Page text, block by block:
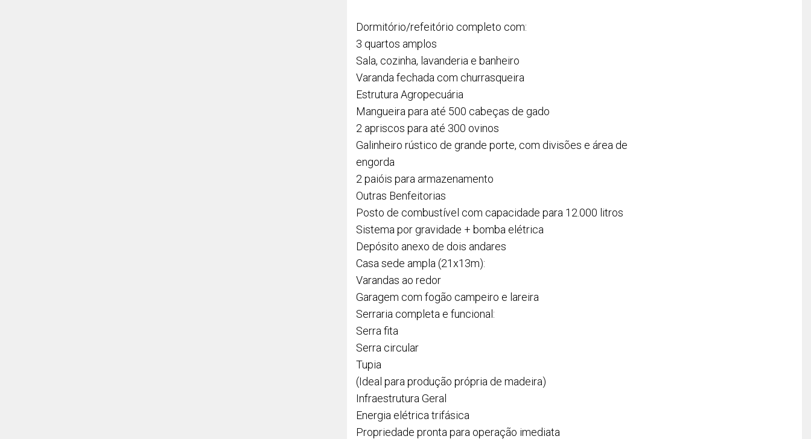
Dormitório/refeitório completo com:
3 quartos amplos
Sala, cozinha, lavanderia e banheiro
Varanda fechada com churrasqueira
Estrutura Agropecuária
Mangueira para até 500 cabeças de gado
2 apriscos para até 300 ovinos
Galinheiro rústico de grande porte, com divisões e área de
engorda
2 paióis para armazenamento
Outras Benfeitorias
Posto de combustível com capacidade para 12.000 litros
Sistema por gravidade + bomba elétrica
Depósito anexo de dois andares
Casa sede ampla (21x13m):
Varandas ao redor
Garagem com fogão campeiro e lareira
Serraria completa e funcional:
Serra fita
Serra circular
Tupia
(Ideal para produção própria de madeira)
Infraestrutura Geral
Energia elétrica trifásica
Propriedade pronta para operação imediata